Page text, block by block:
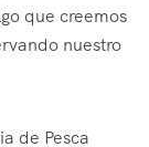
que creemos
nuestro
de Pesca